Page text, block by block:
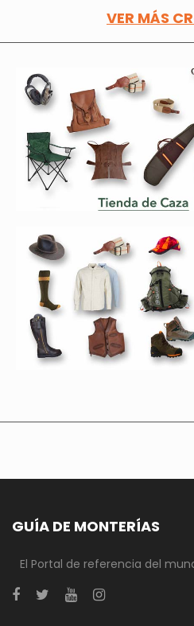
VER MÁS
GUÍA DE MONTERÍAS
El Portal de referencia del